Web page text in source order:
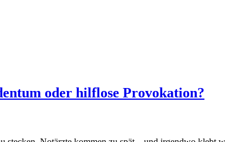
oder hilflose Provokation?